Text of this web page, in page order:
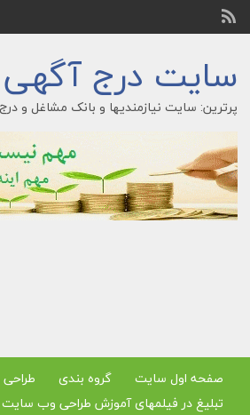
سایت درج آگهی
پرترین: سایت نیازمندیها و بانک مشاغل و
صفحه اول سایت گروه بندی
تبلیغ در فیلمهای آموزش طراحی وب سایت